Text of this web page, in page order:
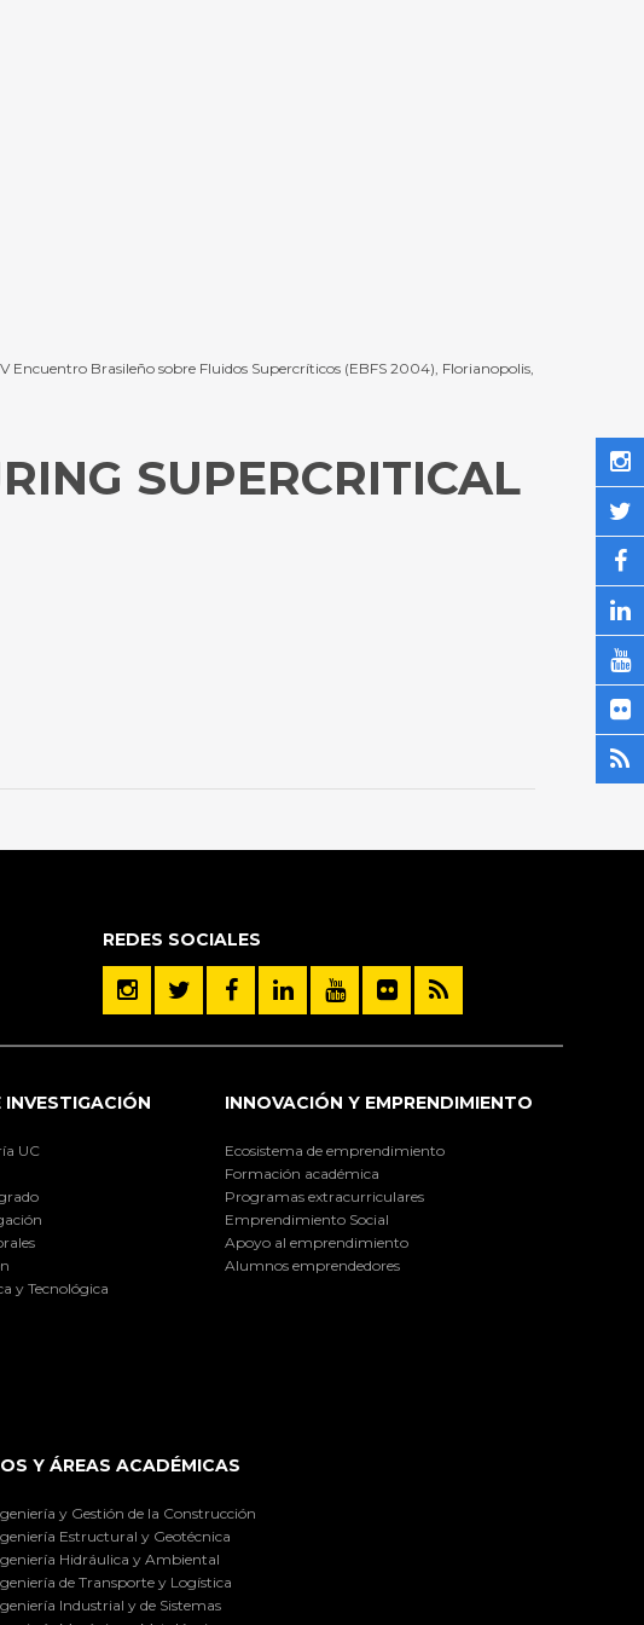
Brasileño sobre Fluidos Supercríticos (EBFS 2004), Florianopolis,
SUPERCRITICAL
REDES SOCIALES
UC
y Tecnológica
INNOVACIÓN Y EMPRENDIMIENTO
Ecosistema de emprendimiento
Formación académica
Programas extracurriculares
Emprendimiento Social
Apoyo al emprendimiento
Alumnos emprendedores
Y ÁREAS ACADÉMICAS
y Gestión de la Construcción
Estructural y Geotécnica
Hidráulica y Ambiental
de Transporte y Logística
Industrial y de Sistemas